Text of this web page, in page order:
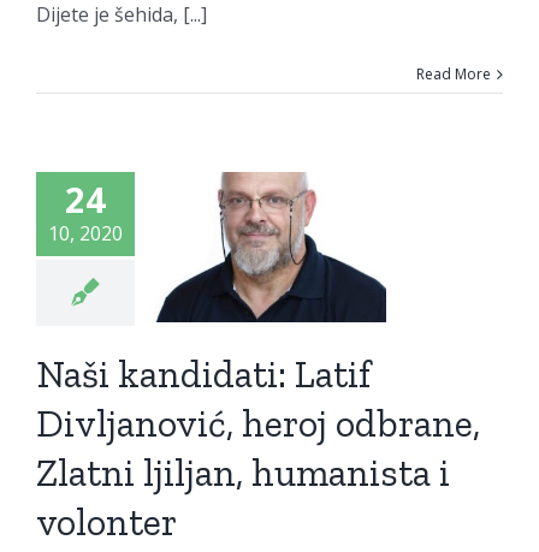
Dijete je šehida, [...]
Read More
24
10, 2020
i
Novosti
Naši kandidati: Latif
Divljanović, heroj odbrane,
Zlatni ljiljan, humanista i
volonter